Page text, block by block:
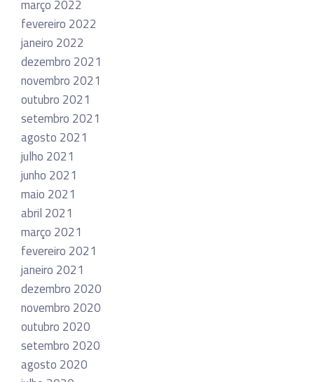
março 2022
fevereiro 2022
janeiro 2022
dezembro 2021
novembro 2021
outubro 2021
setembro 2021
agosto 2021
julho 2021
junho 2021
maio 2021
abril 2021
março 2021
fevereiro 2021
janeiro 2021
dezembro 2020
novembro 2020
outubro 2020
setembro 2020
agosto 2020